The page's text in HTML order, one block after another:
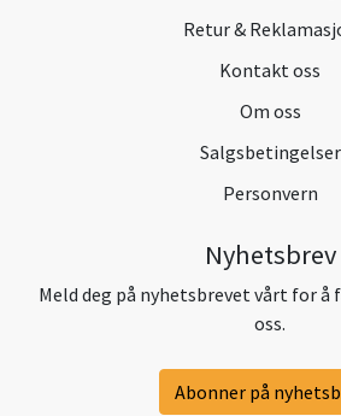
Retur &
Kontakt oss
Om oss
Salgsbetingelser
Personvern
Nyhetsbrev
Meld deg på nyhetsbrevet vårt for
oss.
Abonner på